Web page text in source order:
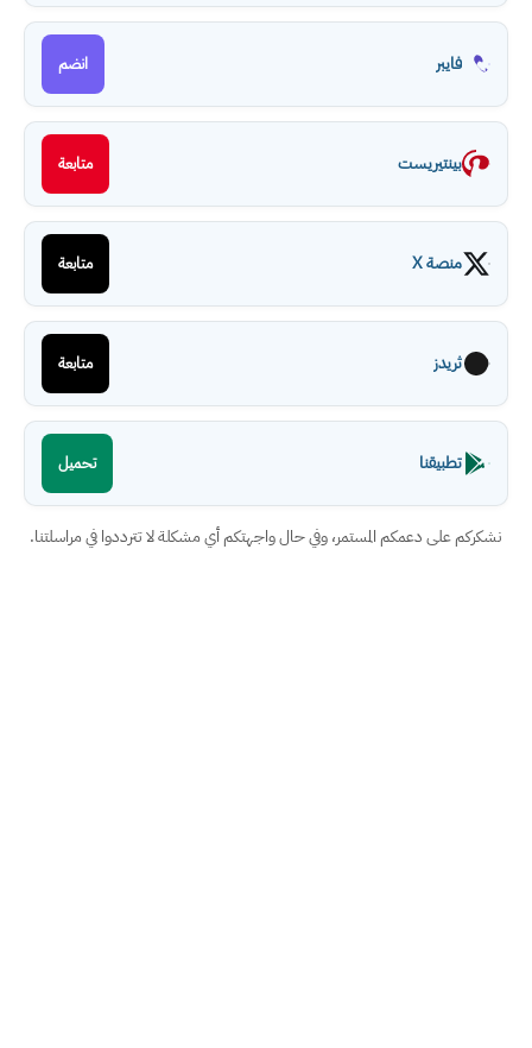
فايبر انضم
بينتيريست متابعة
منصة X متابعة
ثريدز متابعة
تطبيقنا تحميل
نشكركم على دعمكم المستمر، وفي حال واجهتكم أي مشكلة لا تترددوا في مراسلتنا.